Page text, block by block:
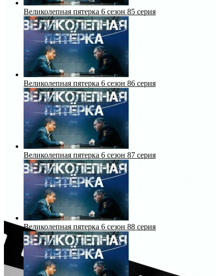
Великолепная пятерка 6 сезон 85 серия
Великолепная пятерка 6 сезон 86 серия
Великолепная пятерка 6 сезон 87 серия
Великолепная пятерка 6 сезон 88 серия